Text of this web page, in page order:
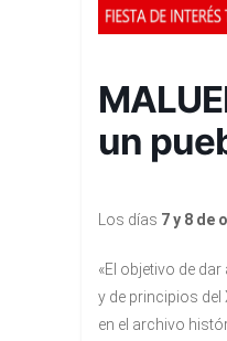
un
Los días 7 y 8 de
«El objetivo de
y de principios del
en el archivo